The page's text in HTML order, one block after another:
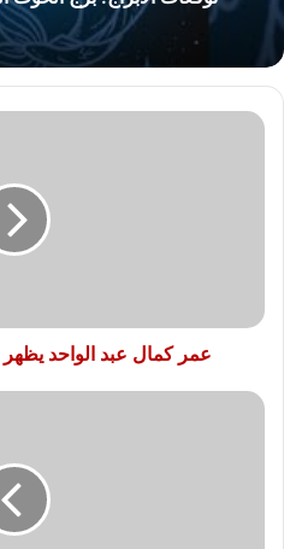
عمر
مرة
عمر كمال عبد الواحد
هل